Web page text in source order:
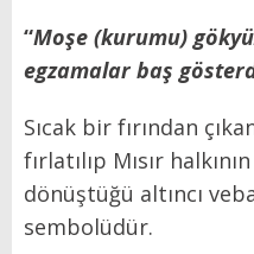
“Moşe (kurumu)
egzamalar baş
Sıcak bir fırından
fırlatılıp Mısır
dönüştüğü altıncı
sembolüdür.